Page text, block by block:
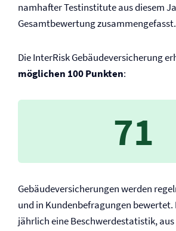
namhafter Testinstitute aus diesem
Gesamtbewertung zusammengefasst.
Die InterRisk Gebäude­versicherung
möglichen 100 Punkten:
71
Gebäude­versicherungen werden
und in Kundenbefragungen bewertet.
jährlich eine Beschwerdestatistik, aus